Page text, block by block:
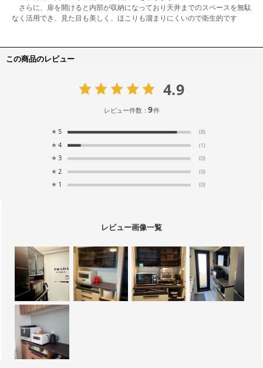
さらに、扉を開けると内部が収納になっており天井までのスペースを無駄
なく活用でき、見た目も美しく、ほこりも溜まりにくいので衛生的です
この商品のレビュー
4.9
レビュー件数：9件
★ 5 (8)
★ 4 (1)
★ 3 (0)
★ 2 (0)
★ 1 (0)
レビュー画像一覧